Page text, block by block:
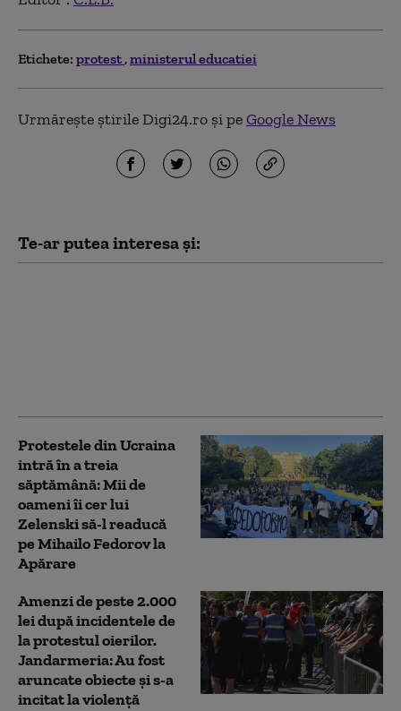
Etichete: protest ministerul educatiei
Urmărește știrile Digi24.ro și peGoogle News
Te-ar putea interesa și:
Protestele din Ucraina
intră în a treia
săptămână: Mii de
oameni îi cer lui
Zelenski să-l readucă
pe Mihailo Fedorov la
Apărare
Amenzi de peste 2.000
lei după incidentele de
la protestul oierilor.
Jandarmeria: Au fost
aruncate obiecte și s-a
incitat la violență